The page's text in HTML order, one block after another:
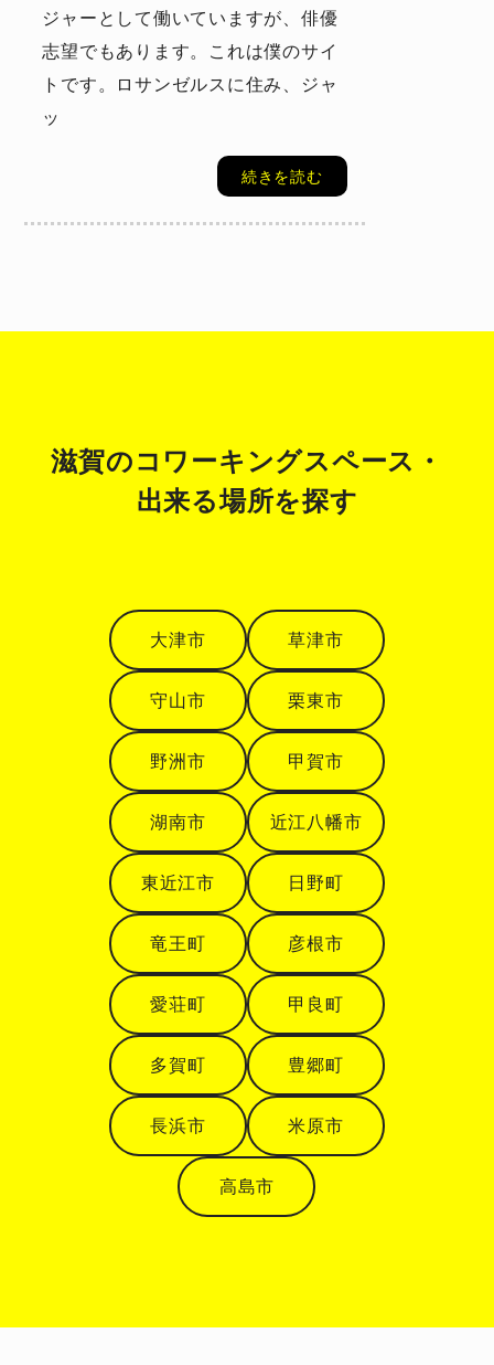
ジャーとして働いていますが、俳優
志望でもあります。これは僕のサイ
トです。ロサンゼルスに住み、ジャ
ッ
続きを読む
滋賀のコワーキングスペース・
出来る場所を探す
大津市 草津市
守山市 栗東市
野洲市 甲賀市
湖南市 近江八幡市
東近江市 日野町
竜王町 彦根市
愛荘町 甲良町
多賀町 豊郷町
長浜市 米原市
高島市